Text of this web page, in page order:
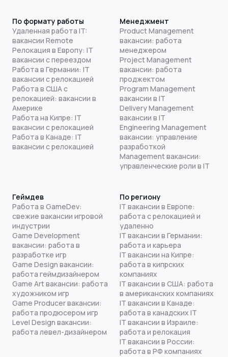
По формату работы
Удаленная работа IT:
вакансии Remote
Релокация в Европу: IT
вакансии с переездом
Работа в Германии: IT
вакансии с релокацией
Работа в США с
релокацией: вакансии в
Америке
Работа на Кипре: IT
вакансии с релокацией
Работа в Канаде: IT
вакансии с релокацией
Менеджмент
Product Management
вакансии: работа
менеджером
Project Management
вакансии: работа
проджектом
Program Management
вакансии в IT
Delivery Management
вакансии в IT
Engineering Management
вакансии: управление
разработкой
Management вакансии:
управленческие роли в IT
Геймдев
Работа в GameDev:
свежие вакансии игровой
индустрии
Game Development
вакансии: работа в
разработке игр
Game Design вакансии:
работа геймдизайнером
Game Art вакансии: работа
художником игр
Game Producer вакансии:
работа продюсером игр
Level Design вакансии:
работа левел-дизайнером
По региону
IT вакансии в Европе:
работа с релокацией и
удаленно
IT вакансии в Германии:
работа и карьера
IT вакансии на Кипре:
работа в кипрских
компаниях
IT вакансии в США: работа
в американских компаниях
IT вакансии в Канаде:
работа в канадских IT
IT вакансии в Израиле:
работа и релокация
IT вакансии в России:
работа в РФ компаниях